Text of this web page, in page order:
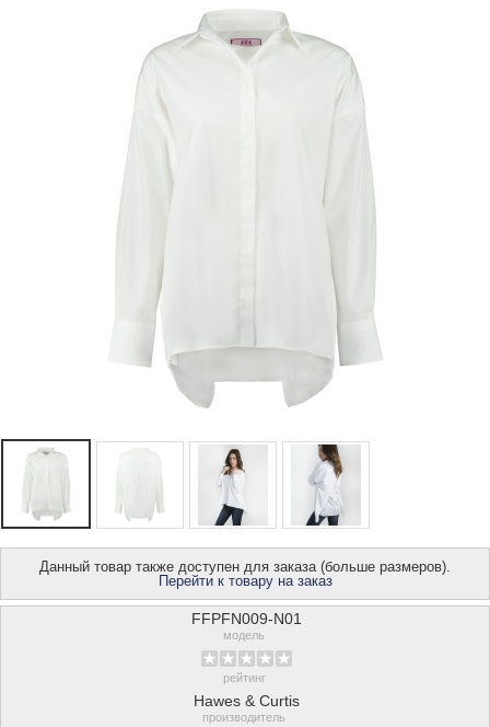
Данный товар также доступен для заказа (больше размеров).
Перейти к товару на заказ
FFPFN009-N01
модель
рейтинг
Hawes & Curtis
производитель